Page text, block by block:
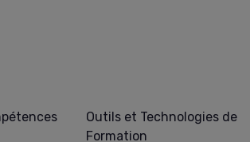
Outils et Technologies de
Formation